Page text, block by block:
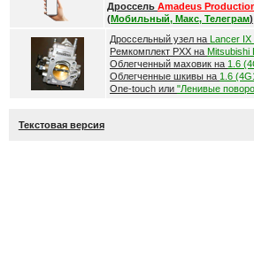
Дроссель Amadeus
(Мобильный, Макс, Телеграм)
Дроссельный узел на Lancer
Ремкомплект РХХ на Mitsubishi
Облегченный маховик на 1.6
Облегченные шкивы на 1.6
One-touch или "Ленивые
Текстовая версия